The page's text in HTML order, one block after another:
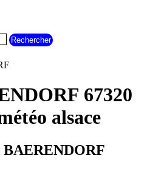
67320
alsace
BAERENDORF